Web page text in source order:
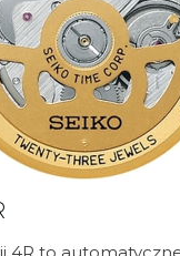
zegarków. W 1892
zegarów, a
W języku japońskim
minutowy lub
Jego celem było
i samodzielna
Liczba innowacji
patentów i
istnienia jest